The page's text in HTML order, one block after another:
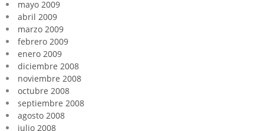
mayo 2009
abril 2009
marzo 2009
febrero 2009
enero 2009
diciembre 2008
noviembre 2008
octubre 2008
septiembre 2008
agosto 2008
julio 2008